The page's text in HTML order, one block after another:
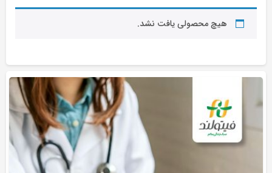
هیچ محصولی یافت نشد.